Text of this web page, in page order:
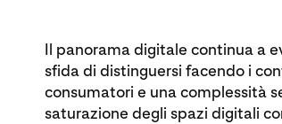
Il panorama digitale continua a
sfida di distinguersi facendo i
consumatori e una complessità
saturazione degli spazi digitali